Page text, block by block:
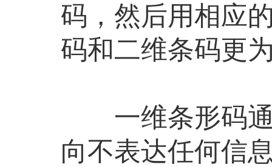
码，然后用相应
码和二维条码更
一维条形码通
向不表达任何信